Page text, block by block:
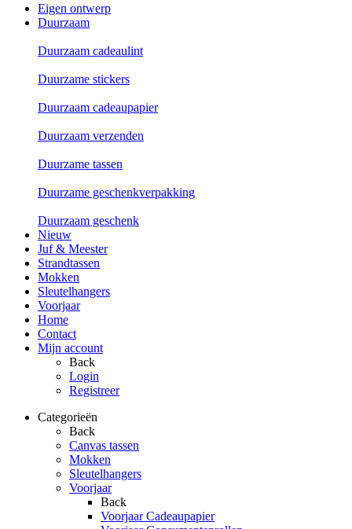
Eigen ontwerp
Duurzaam
Duurzaam cadeaulint
Duurzame stickers
Duurzaam cadeaupapier
Duurzaam verzenden
Duurzame tassen
Duurzame geschenkverpakking
Duurzaam geschenk
Nieuw
Juf & Meester
Strandtassen
Mokken
Sleutelhangers
Voorjaar
Home
Contact
Mijn account
Back
Login
Registreer
Categorieën
Back
Canvas tassen
Mokken
Sleutelhangers
Voorjaar
Back
Voorjaar Cadeaupapier